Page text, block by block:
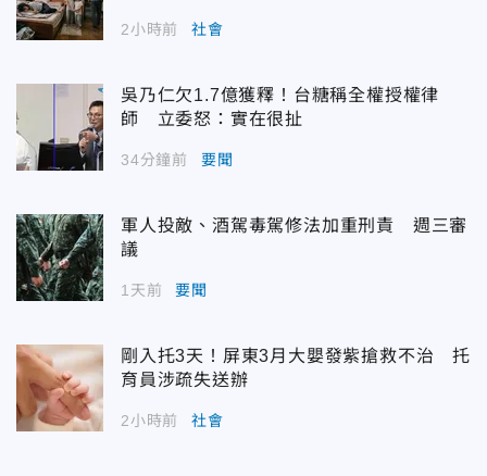
2小時前 社會
吳乃仁欠1.7億獲釋！台糖稱全權授權律
師 立委怒：實在很扯
34分鐘前 要聞
軍人投敵、酒駕毒駕修法加重刑責 週三審
議
1天前 要聞
剛入托3天！屏東3月大嬰發紫搶救不治 托
育員涉疏失送辦
2小時前 社會